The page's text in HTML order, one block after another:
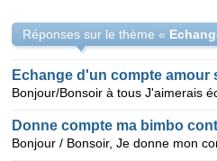
Réponses sur le thème «
Echange d'un compte amour